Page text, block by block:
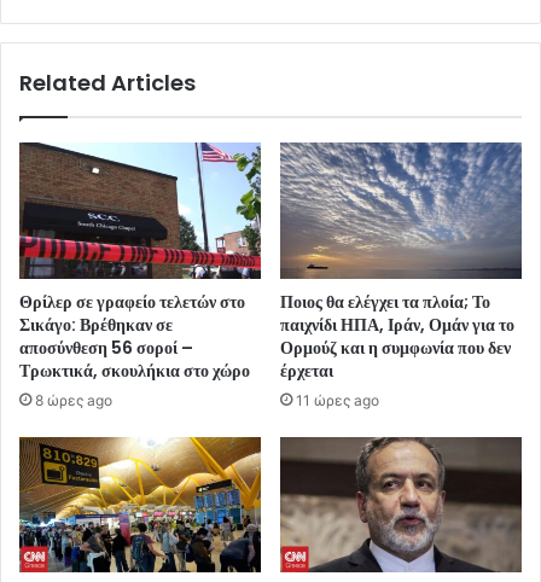
Related Articles
Θρίλερ σε γραφείο τελετών στο
Σικάγο: Βρέθηκαν σε
αποσύνθεση 56 σοροί –
Τρωκτικά, σκουλήκια στο χώρο
8 ώρες ago
Ποιος θα ελέγχει τα πλοία; Το
παιχνίδι ΗΠΑ, Ιράν, Ομάν για το
Ορμούζ και η συμφωνία που δεν
έρχεται
11 ώρες ago